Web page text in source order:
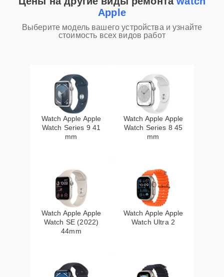
Apple
Выберите модель вашего устройства и узнайте
стоимость всех видов работ
Watch Apple Apple
Watch Series 9 41
mm
Watch Apple Apple
Watch Series 8 45
mm
Watch Apple Apple
Watch SE (2022)
44mm
Watch Apple Apple
Watch Ultra 2